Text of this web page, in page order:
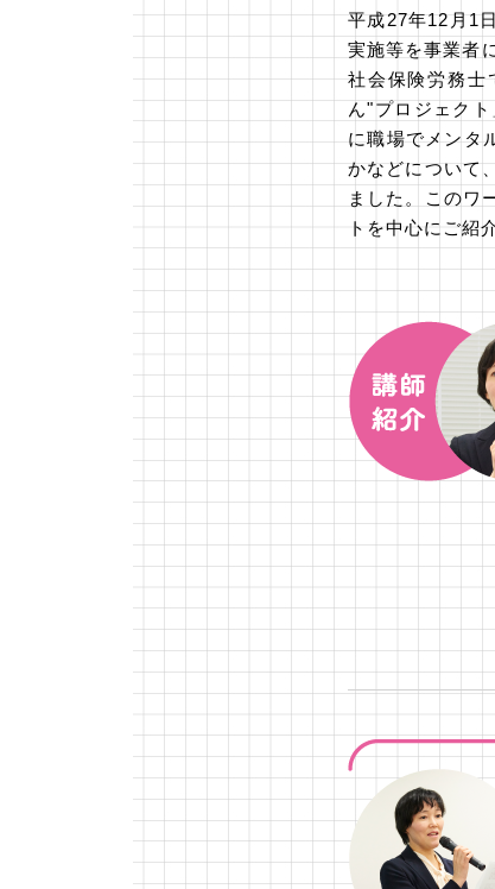
平成27年12月1
実施等を事業者
社会保険労務士
ん"プロジェク
に職場でメンタ
かなどについて
ました。このワ
トを中心にご紹